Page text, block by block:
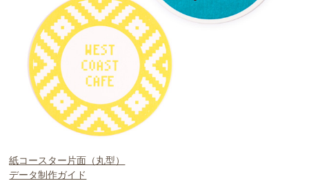
紙コースター片面（丸型）
データ制作ガイド